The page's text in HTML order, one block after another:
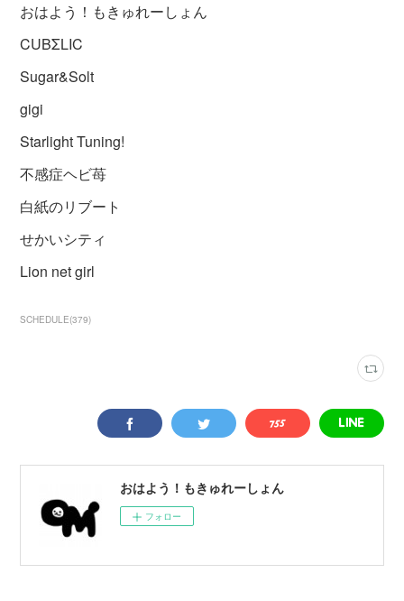
おはよう！もきゅれーしょん
CUBΣLIC
Sugar&Solt
gigi
Starlight Tuning!
不感症ヘビ苺
白紙のリブート
せかいシティ
Lion net girl
SCHEDULE(379)
おはよう！もきゅれーしょん
フォロー